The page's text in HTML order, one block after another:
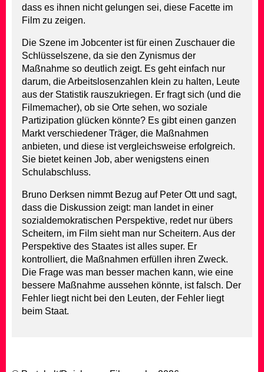
dass es ihnen nicht gelungen sei, diese Facette im
Film zu zeigen.
Die Szene im Jobcenter ist für einen Zuschauer die
Schlüsselszene, da sie den Zynismus der
Maßnahme so deutlich zeigt. Es geht einfach nur
darum, die Arbeitslosenzahlen klein zu halten, Leute
aus der Statistik rauszukriegen. Er fragt sich (und die
Filmemacher), ob sie Orte sehen, wo soziale
Partizipation glücken könnte? Es gibt einen ganzen
Markt verschiedener Träger, die Maßnahmen
anbieten, und diese ist vergleichsweise erfolgreich.
Sie bietet keinen Job, aber wenigstens einen
Schulabschluss.
Bruno Derksen nimmt Bezug auf Peter Ott und sagt,
dass die Diskussion zeigt: man landet in einer
sozialdemokratischen Perspektive, redet nur übers
Scheitern, im Film sieht man nur Scheitern. Aus der
Perspektive des Staates ist alles super. Er
kontrolliert, die Maßnahmen erfüllen ihren Zweck.
Die Frage was man besser machen kann, wie eine
bessere Maßnahme aussehen könnte, ist falsch. Der
Fehler liegt nicht bei den Leuten, der Fehler liegt
beim Staat.